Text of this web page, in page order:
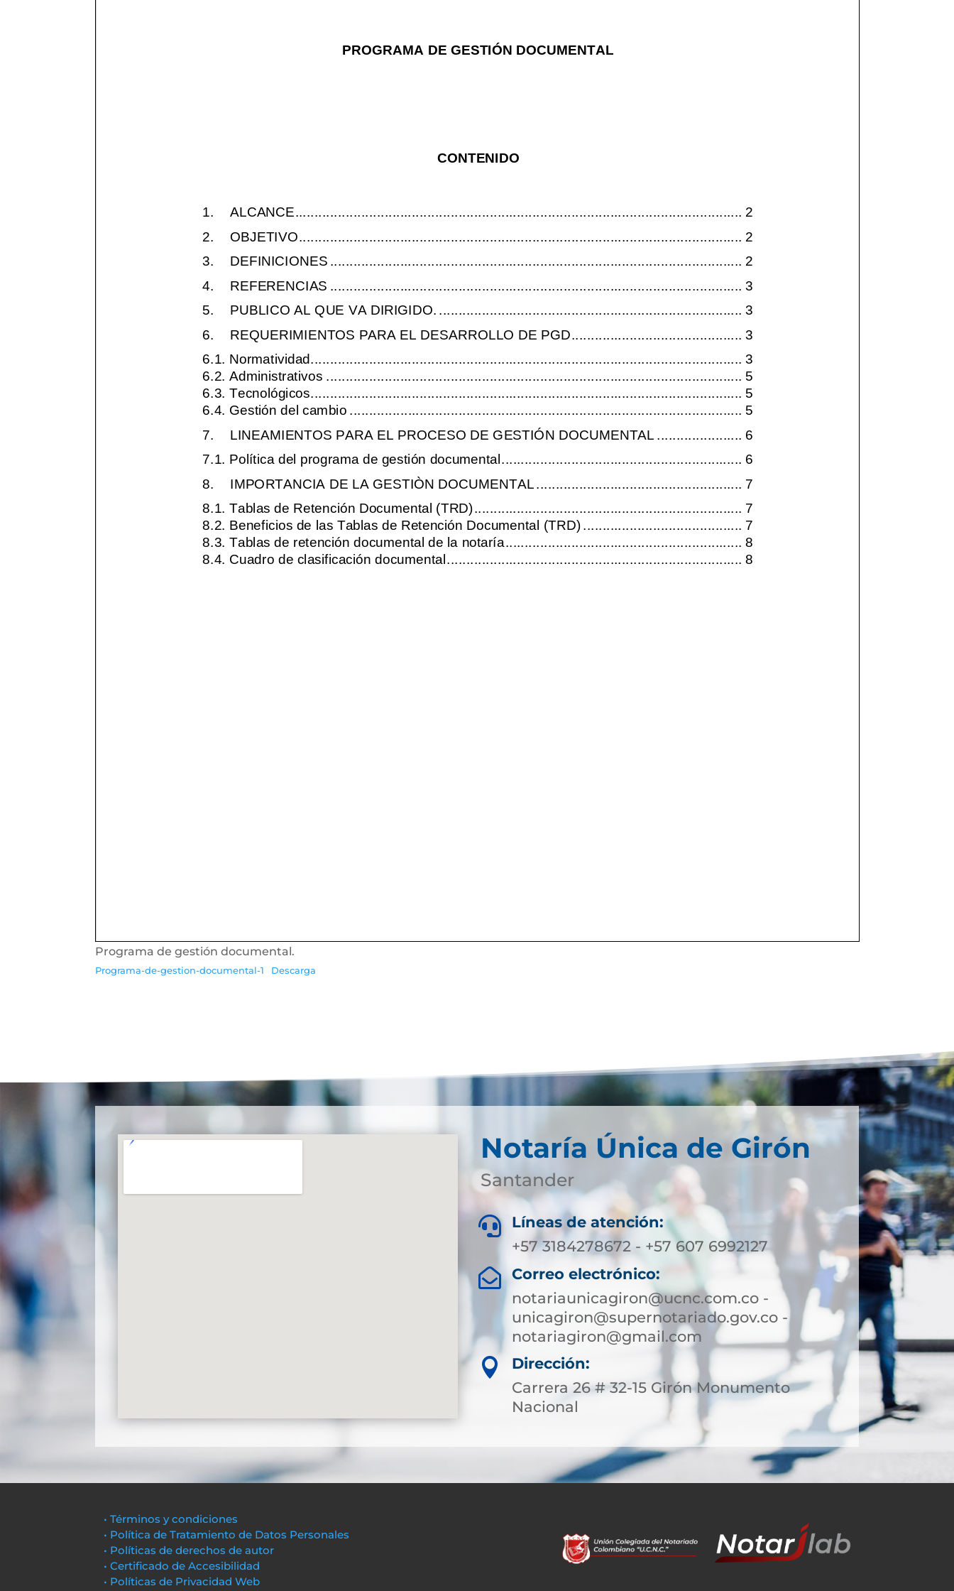
Programa de gestión documental.
Programa-de-gestion-documental-1 Descarga
Notaría Única de Girón
Santander

Líneas de atención:
+57 3184278672 - +57 607 6992127
 Correo electrónico:
notariaunicagiron@ucnc.com.co -
unicagiron@supernotariado.gov.co -
notariagiron@gmail.com

Dirección:
Carrera 26 # 32-15 Girón Monumento
Nacional
• Términos y condiciones
• Política de Tratamiento de Datos Personales
• Políticas de derechos de autor
• Certificado de Accesibilidad
• Políticas de Privacidad Web